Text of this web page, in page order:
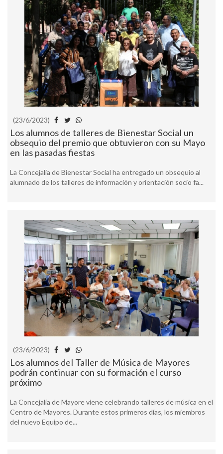
(23/6/2023)
Los alumnos de talleres de Bienestar Social un
obsequio del premio que obtuvieron con su Mayo
en las pasadas fiestas
La Concejalía de Bienestar Social ha entregado un obsequio al
alumnado de los talleres de información y orientación socio fa...
(23/6/2023)
Los alumnos del Taller de Música de Mayores
podrán continuar con su formación el curso
próximo
La Concejalía de Mayore viene celebrando talleres de música en el
Centro de Mayores. Durante estos primeros días, los miembros
del nuevo Equipo de...